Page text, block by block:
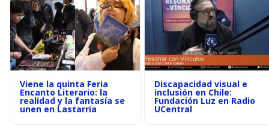
Viene la quinta Feria
Encanto Literario: la
realidad y la fantasía se
unen en Lastarria
Discapacidad visual e
inclusión en Chile:
Fundación Luz en Radio
UCentral